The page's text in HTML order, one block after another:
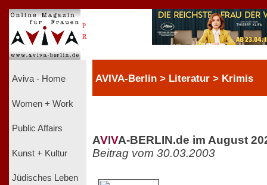
P
R
Aviva - Home
Women + Work
Public Affairs
Kunst + Kultur
Jüdisches Leben
AVIVA-Berlin > Literatur > Krimis
AVIVA-BERLIN.de im August
Beitrag vom 30.03.2003